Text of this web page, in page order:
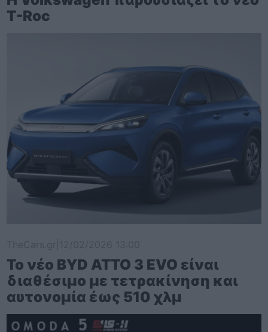
T-Roc
Το νέο BYD ATTO 3 EVO είναι
διαθέσιμο με τετρακίνηση και
αυτονομία έως 510 χλμ